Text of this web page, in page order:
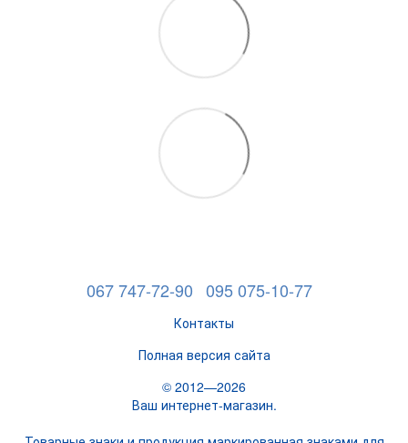
067 747-72-90 095 075-10-77
Контакты
Полная версия сайта
© 2012—2026
Ваш интернет-магазин.